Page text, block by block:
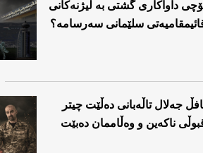
داواکاری گشتی بە لیژنەکانی
سلێمانی سەرسامە؟
جەلال تاڵەبانی دەڵێت چیتر
ناکەین و وەڵاممان دەبێت